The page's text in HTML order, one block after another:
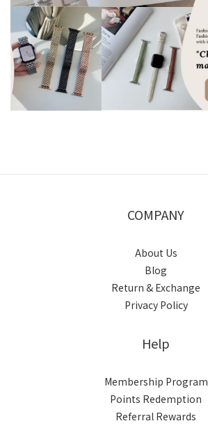
COMPANY
About Us
Blog
Return & Exchange
Privacy Policy
Help
Membership Program
Points Redemption
Referral Rewards